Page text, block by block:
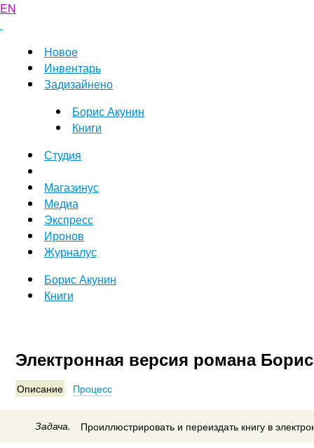
EN
Новое
Инвентарь
Задизайнено
Борис Акунин
Книги
Студия
Магазинус
Медиа
Экспресс
Иронов
Журналус
Борис Акунин
Книги
Электронная версия романа
Описание Процесс
Задача. Проиллюстрировать и переиздать книгу в